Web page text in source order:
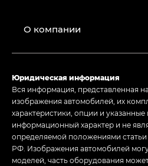
О компании
Юридическая информация
Вся информация, представленная
изображения автомобилей, их
характеристики, опции и
информационный характер и не
определяемой положениями статьи
РФ. Изображения автомобилей
моделей, часть оборудования